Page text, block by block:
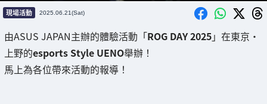
現場活動 2025.06.21(Sat)
由ASUS JAPAN主辦的體驗活動「ROG DAY 2025」在東京・
上野的esports Style UENO舉辦！
馬上為各位帶來活動的報導！